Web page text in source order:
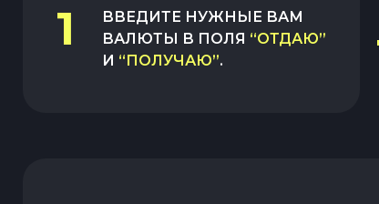
1
ВВЕДИТЕ НУЖНЫЕ ВАМ
ВАЛЮТЫ В ПОЛЯ “ОТДАЮ”
И “ПОЛУЧАЮ”.